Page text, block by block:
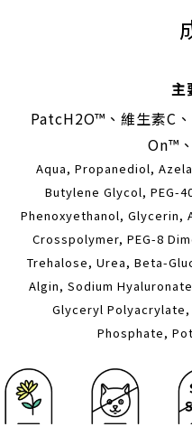
主
PatcH2O™ 、 維生素C
On™
Aqua, Propanediol,
Butylene Glycol, PEG-
Phenoxyethanol, Glycerin,
Crosspolymer, PEG-8
Trehalose, Urea, Beta-
Algin, Sodium
Glyceryl
Phosphate,